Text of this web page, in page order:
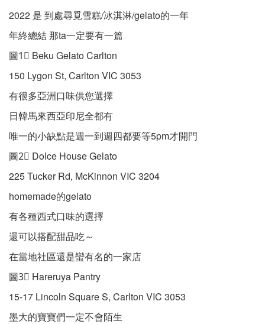
2022 是 到處尋覓雪糕/冰淇淋/gelato的一年
年終總結 那ta一定要有一篇
圖1⃣️ Beku Gelato Carlton
150 Lygon St, Carlton VIC 3053
有很多亞洲口味供您選擇
日韓馬來西亞印尼全都有
唯一的小缺點是週一到週四都要等5pm才開門
圖2⃣️ Dolce House Gelato
225 Tucker Rd, McKinnon VIC 3204
homemade的gelato
有各種西式口味的選擇
還可以搭配甜品吃～
在當地社區還是蠻有名的一家店
圖3⃣️ Hareruya Pantry
15-17 Lincoln Square S, Carlton VIC 3053
墨大的寶寶們一定不會陌生